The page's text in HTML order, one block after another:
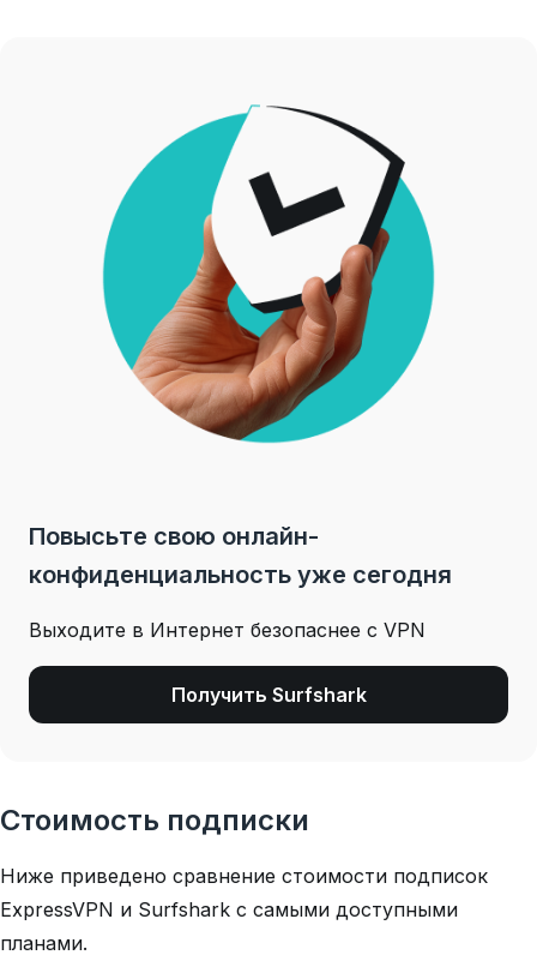
Повысьте свою онлайн-
конфиденциальность уже сегодня
Выходите в Интернет безопаснее с VPN
Получить Surfshark
Стоимость подписки
Ниже приведено сравнение стоимости подписок
ExpressVPN и Surfshark с самыми доступными
планами.